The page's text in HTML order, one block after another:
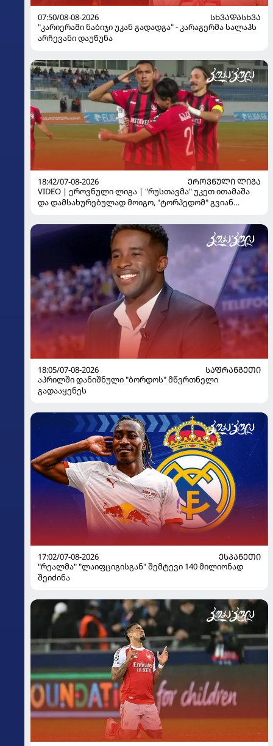
07:50/08-08-2026
ᲡᲮᲕᲐᲓᲐᲡᲮᲕᲐ
"კარიერაში ნაბიჯი უკან გადადგა" - კარაგერმა სალაჰს
არჩევანი დაუწუნა
18:42/07-08-2026
ᲔᲠᲝᲕᲜᲣᲚᲘ ᲚᲘᲒᲐ
VIDEO | ეროვნული ლიგა | "რუსთავმა" უკეთ ითამაშა
და დამსახურებულად მოიგო, "ტორპედომ" გვიან
18:05/07-08-2026
ᲡᲐᲤᲠᲐᲜᲒᲔᲗᲘ
აპრილში დანიშნული "ბორდოს" მწვრთნელი
გადააყენეს
17:02/07-08-2026
ᲔᲡᲞᲐᲜᲔᲗᲘ
"რეალმა" "ლაიფციგისგან" შემტევი 140 მილიონად
შეიძინა